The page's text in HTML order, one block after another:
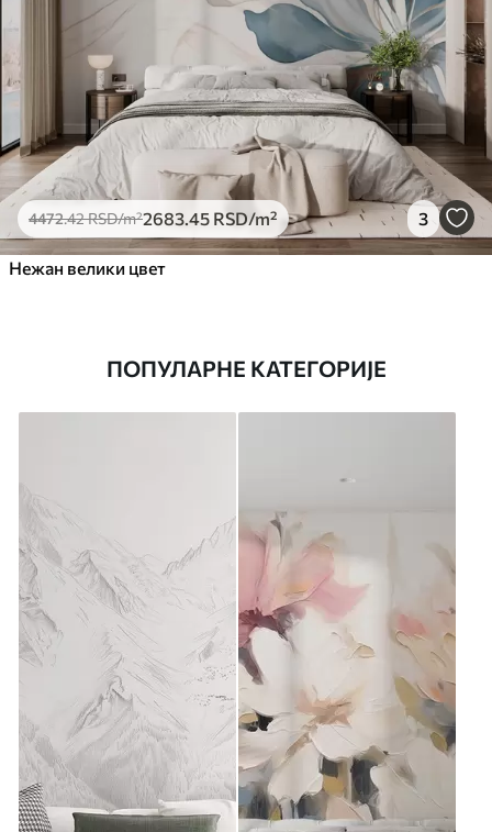
4472.42RSD/m²2683 .45 RSD/m² 3
Нежан велики цвет
ПОПУЛАРНЕ КАТЕГОРИЈЕ